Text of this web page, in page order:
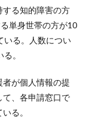
る知的障害の方
単身世帯の方が10
いる。人数につい
。
が個人情報の提
、各申請窓口で
る。